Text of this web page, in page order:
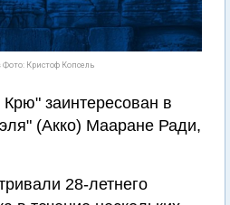
Фото: Кристоф Копсель
заинтересован в
(Акко) Мааране Ради,
28-летнего